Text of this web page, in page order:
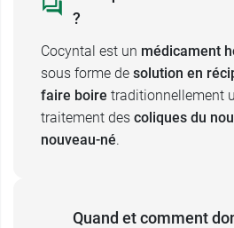
orale.
l'administration de Cocyntal
risque de fausse route.
Ne pas injecter, ni appliquer
l'oreille.
Le médicament doit être
flacon non dispensé pour
?
Cocyntal est un médicament
sous forme de solution en
faire boire traditionnellement
traitement des coliques du
nouveau-né.
Quand et comment